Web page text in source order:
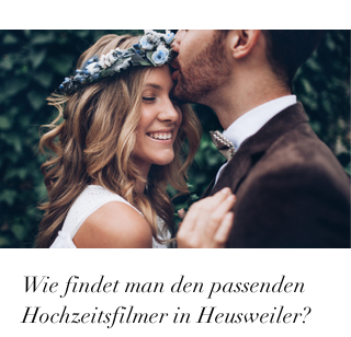
Wie findet man den passenden
Hochzeitsfilmer in Heusweiler?